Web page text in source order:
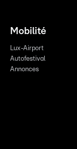
Mobilité
Lux-Airport
Autofestival
Annonces